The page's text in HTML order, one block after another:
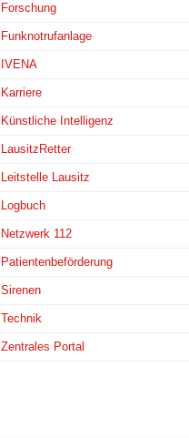
Forschung
Funknotrufanlage
IVENA
Karriere
Künstliche Intelligenz
LausitzRetter
Leitstelle Lausitz
Logbuch
Netzwerk 112
Patientenbeförderung
Sirenen
Technik
Zentrales Portal